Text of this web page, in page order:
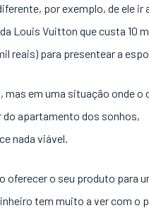
por exemplo, de ele ir
Louis Vuitton que custa 10
reais) para presentear a
em uma situação onde o
apartamento dos sonhos,
nada viável.
oferecer o seu produto para
tem muito a ver com o